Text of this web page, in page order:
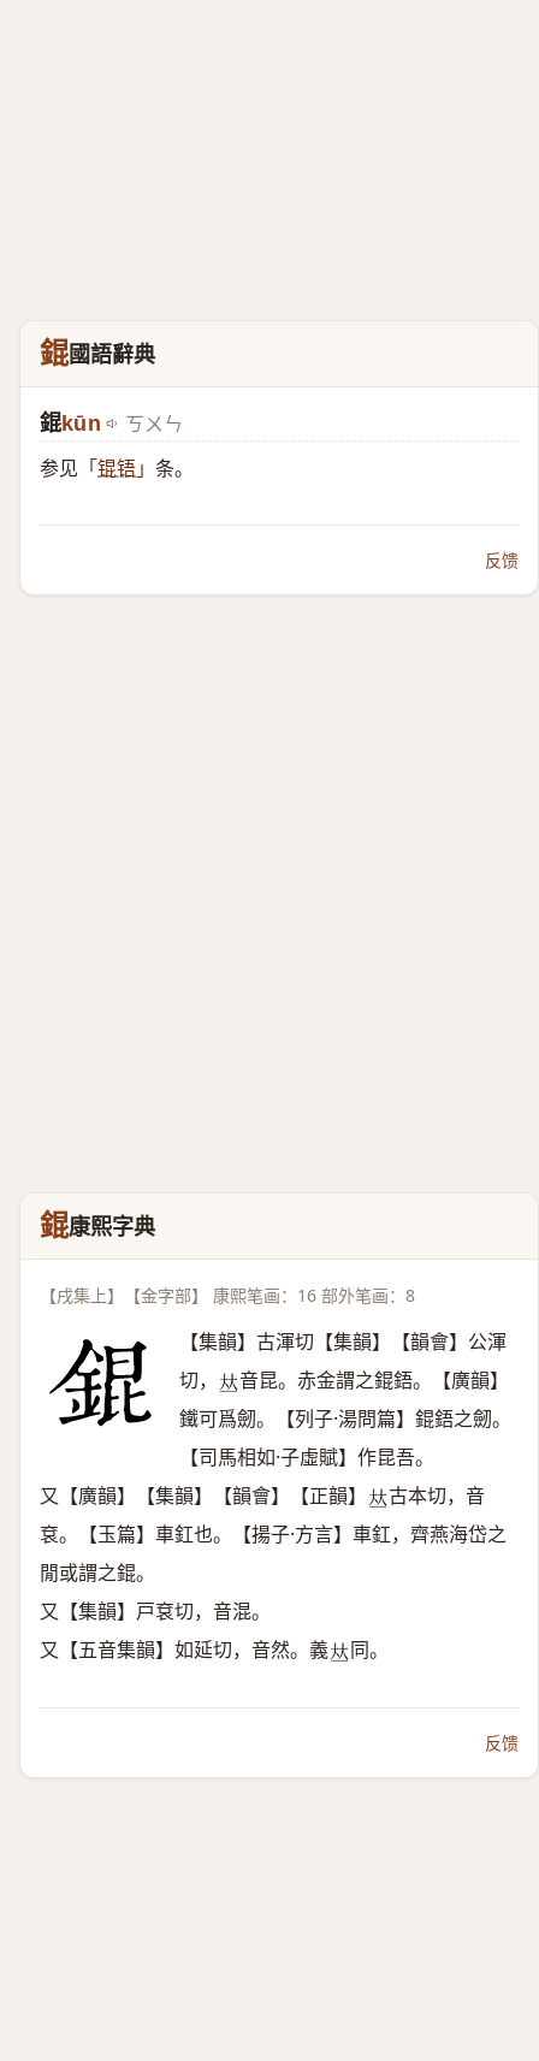
錕國語辭典
錕kūn ㄎㄨㄣ
参见 「 锟铻 」 条。
反馈
錕康熙字典
【戌集上】【金字部】 康熙笔画：16 部外笔画：8
【集韻】古渾切【集韻】【韻會】公渾
切， 𠀤音昆。赤金謂之錕鋙。【廣韻】
鐵可爲劒。【列子·湯問篇】錕鋙之劒。
【司馬相如·子虛賦】作昆吾。
又【廣韻】【集韻】【韻會】【正韻】 𠀤古本切，音
袞。【玉篇】車釭也。【揚子·方言】車釭，齊燕海岱之
閒或謂之錕。
又【集韻】戸袞切，音混。
又【五音集韻】如延切，音然。義𠀤同。
反馈